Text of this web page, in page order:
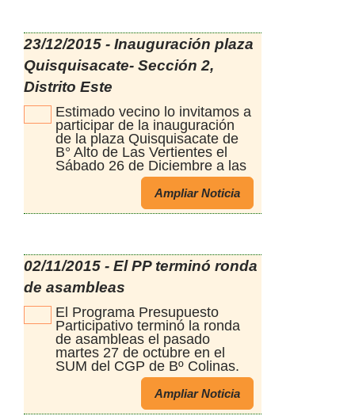
cómo volviò a cobrar vida este
hermoso espacio. Los vecinos
se mostraban felices de ver
realizado el proyecto que
eligieron y poder disfrutar del
reencuentro familiar al aire
libre
proyectos de Juventud En el
Presupuesto Participativo
Joven pueden participar
jovenes de toda la ciudad de
16 a 25 años de edad.
23/12/2015 - Inauguración plaza
Quisquisacate- Sección 2,
Distrito Este
Estimado vecino lo invitamos a
participar de la inauguración
de la plaza Quisquisacate de
B° Alto de Las Vertientes el
Sábado 26 de Diciembre a las
Ampliar Noticia
02/11/2015 - El PP terminó ronda
de asambleas
El Programa Presupuesto
Participativo terminó la ronda
de asambleas el pasado
martes 27 de octubre en el
SUM del CGP de Bº Colinas.
Allí se realizó la Asamblea
correspondiente a la Sección
10. Se realizaron 10
Ampliar Noticia